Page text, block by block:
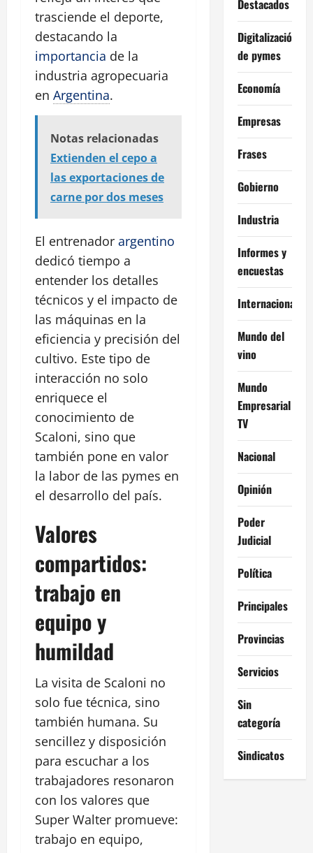
trasciende el deporte,
destacando la
importancia de la
industria agropecuaria
en Argentina.
Notas relacionadas
Extienden el cepo a
las exportaciones de
carne por dos meses
El entrenador argentino
dedicó tiempo a
entender los detalles
técnicos y el impacto de
las máquinas en la
eficiencia y precisión del
cultivo. Este tipo de
interacción no solo
enriquece el
conocimiento de
Scaloni, sino que
también pone en valor
la labor de las pymes en
el desarrollo del país.
Valores
compartidos:
trabajo en
equipo y
humildad
La visita de Scaloni no
solo fue técnica, sino
también humana. Su
sencillez y disposición
para escuchar a los
trabajadores resonaron
con los valores que
Super Walter promueve:
trabajo en equipo,
Destacados
Digitalización
de pymes
Economía
Empresas
Frases
Gobierno
Industria
Informes y
encuestas
Internacional
Mundo del
vino
Mundo
Empresarial
TV
Nacional
Opinión
Poder
Judicial
Política
Principales
Provincias
Servicios
Sin
categoría
Sindicatos